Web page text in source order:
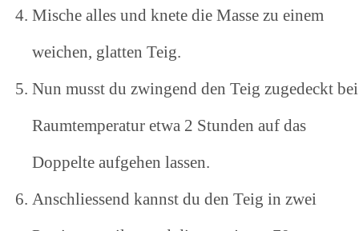
Mische alles und knete die Masse zu einem
weichen, glatten Teig.
Nun musst du zwingend den Teig zugedeckt bei
Raumtemperatur etwa 2 Stunden auf das
Doppelte aufgehen lassen.
Anschliessend kannst du den Teig in zwei